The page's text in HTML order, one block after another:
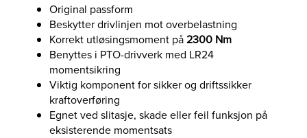
Original passform
Beskytter drivlinjen mot overbelastning
Korrekt utløsingsmoment på2300 Nm
Benyttes i PTO-drivverk med LR24
momentsikring
Viktig komponent for sikker og driftssikker
kraftoverføring
Egnet ved slitasje, skade eller feil funksjon på
eksisterende momentsats